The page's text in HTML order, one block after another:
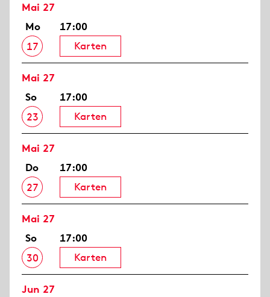
Mai 27
Mo
17
17:00
Karten
Mai 27
So
23
17:00
Karten
Mai 27
Do
27
17:00
Karten
Mai 27
So
30
17:00
Karten
Jun 27